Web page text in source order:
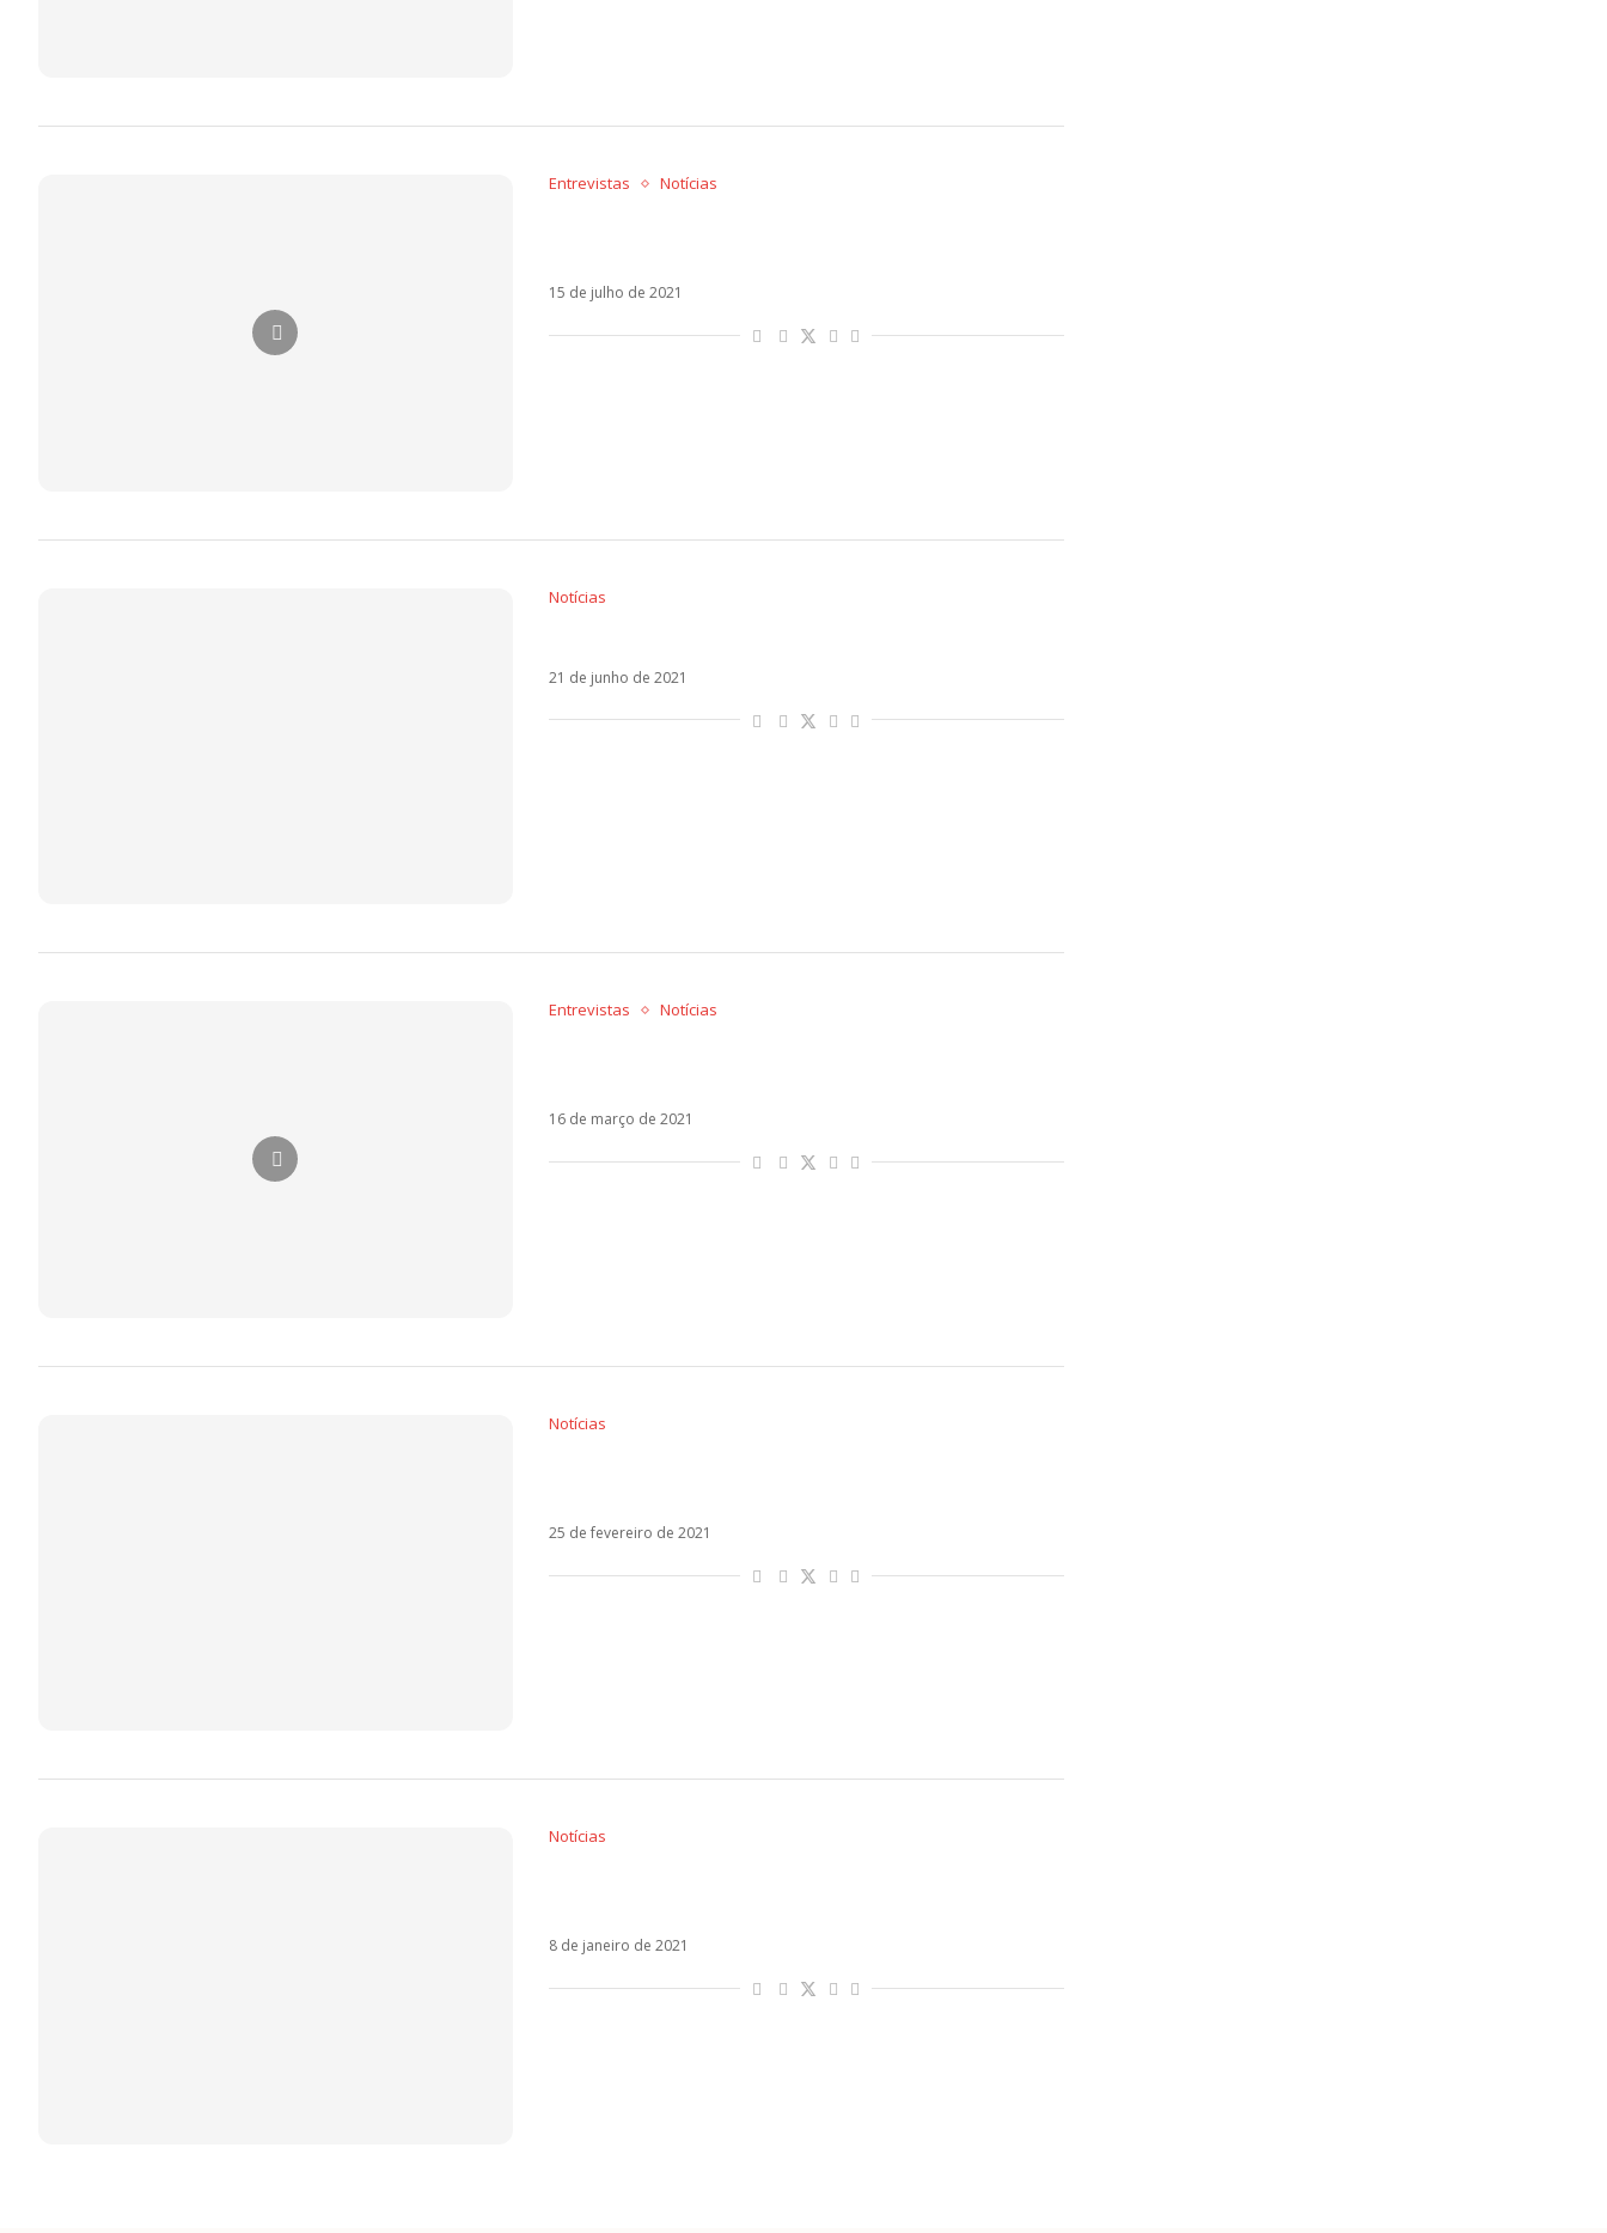
Entrevistas Notícias
15 de julho de 2021
Notícias
21 de junho de 2021
Entrevistas Notícias
16 de março de 2021
Notícias
25 de fevereiro de 2021
Notícias
8 de janeiro de 2021